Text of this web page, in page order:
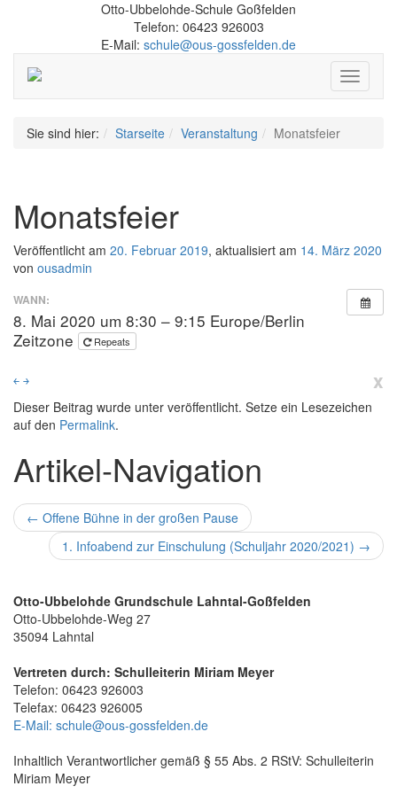
Otto-Ubbelohde-Schule Goßfelden
Telefon: 06423 926003
E-Mail: schule@ous-gossfelden.de
Schalte
Sie sind hier: Starseite Veranstaltung Monatsfeier
Monatsfeier
Veröffentlicht am 20. Februar 2019, aktualisiert am 14. März 2020
von ousadmin
WANN:
8. Mai 2020 um 8:30 – 9:15 Europe/Berlin
Zeitzone
Repeats
￩ ￫ x
Dieser Beitrag wurde unter veröffentlicht. Setze ein Lesezeichen
auf den Permalink.
Artikel-Navigation
← Offene Bühne in der großen Pause
1. Infoabend zur Einschulung (Schuljahr 2020/2021) →
Otto-Ubbelohde Grundschule Lahntal-Goßfelden
Otto-Ubbelohde-Weg 27
35094 Lahntal
Vertreten durch: Schulleiterin Miriam Meyer
Telefon: 06423 926003
Telefax: 06423 926005
E-Mail: schule@ous-gossfelden.de
Inhaltlich Verantwortlicher gemäß § 55 Abs. 2 RStV: Schulleiterin
Miriam Meyer